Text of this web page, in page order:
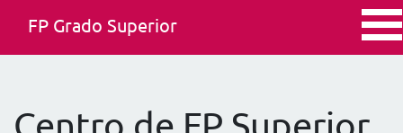
FP Grado Superior
Centro de FP Superior